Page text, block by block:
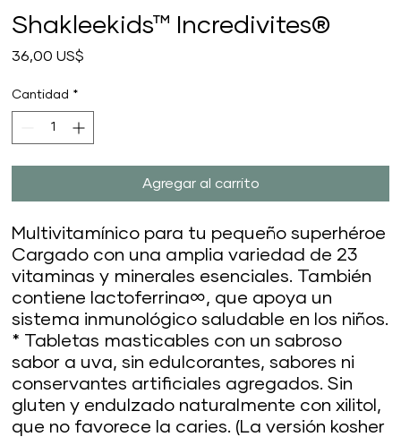
Shakleekids™ Incredivites®
36,00 US$
Cantidad *
Agregar al carrito
Multivitamínico para tu pequeño superhéroe
Cargado con una amplia variedad de 23
vitaminas y minerales esenciales. También
contiene lactoferrina∞, que apoya un
sistema inmunológico saludable en los niños.
* Tabletas masticables con un sabroso
sabor a uva, sin edulcorantes, sabores ni
conservantes artificiales agregados. Sin
gluten y endulzado naturalmente con xilitol,
que no favorece la caries. (La versión kosher